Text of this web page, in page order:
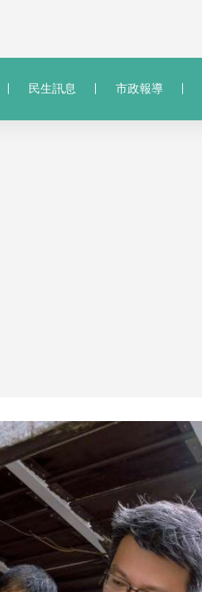
民生訊息 市政報導